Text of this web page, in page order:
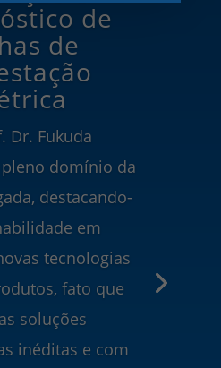
de
de
Dr. Fukuda
domínio da
destacando-
em
tecnologias
fato que
soluções
inéditas e com